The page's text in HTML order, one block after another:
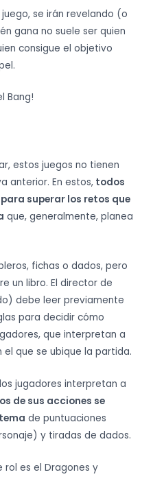
se irán revelando (o
gana no suele ser quien
consigue el objetivo
Bang!
estos juegos no tienen
anterior. En estos, todos
superar los retos que
que, generalmente, planea
fichas o dados, pero
un libro. El director de
debe leer previamente
para decidir cómo
que interpretan a
el que se ubique la partida.
jugadores interpretan a
de sus acciones se
de puntuaciones
y tiradas de dados.
es el Dragones y